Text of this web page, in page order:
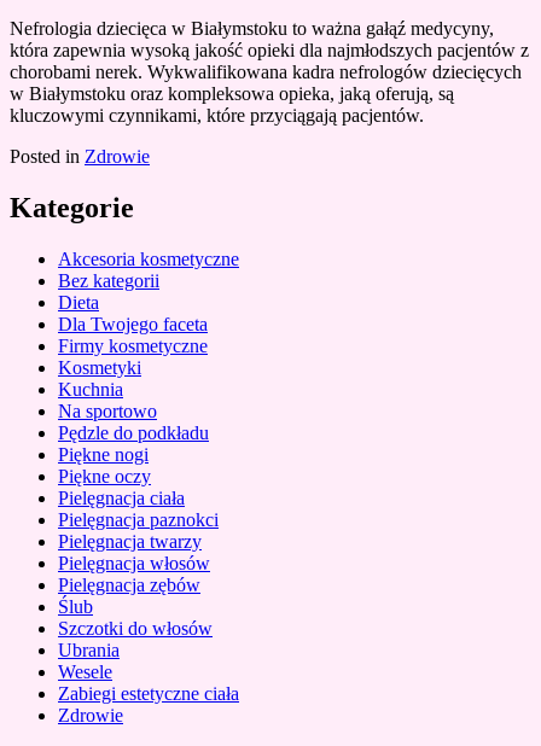
Nefrologia dziecięca w Białymstoku to ważna gałąź medycyny,
która zapewnia wysoką jakość opieki dla najmłodszych pacjentów z
chorobami nerek. Wykwalifikowana kadra nefrologów dziecięcych
w Białymstoku oraz kompleksowa opieka, jaką oferują, są
kluczowymi czynnikami, które przyciągają pacjentów.
Posted in Zdrowie
Kategorie
Akcesoria kosmetyczne
Bez kategorii
Dieta
Dla Twojego faceta
Firmy kosmetyczne
Kosmetyki
Kuchnia
Na sportowo
Pędzle do podkładu
Piękne nogi
Piękne oczy
Pielęgnacja ciała
Pielęgnacja paznokci
Pielęgnacja twarzy
Pielęgnacja włosów
Pielęgnacja zębów
Ślub
Szczotki do włosów
Ubrania
Wesele
Zabiegi estetyczne ciała
Zdrowie